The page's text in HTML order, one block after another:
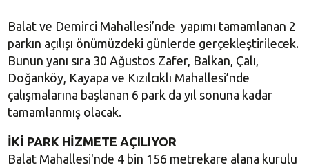
Balat ve Demirci Mahallesi’nde yapımı tamamlanan 2
parkın açılışı önümüzdeki günlerde gerçekleştirilecek.
Bunun yanı sıra 30 Ağustos Zafer, Balkan, Çalı,
Doğanköy, Kayapa ve Kızılcıklı Mahallesi’nde
çalışmalarına başlanan 6 park da yıl sonuna kadar
tamamlanmış olacak.
İKİ PARK HİZMETE AÇILIYOR
Balat Mahallesi'nde 4 bin 156 metrekare alana kurulu